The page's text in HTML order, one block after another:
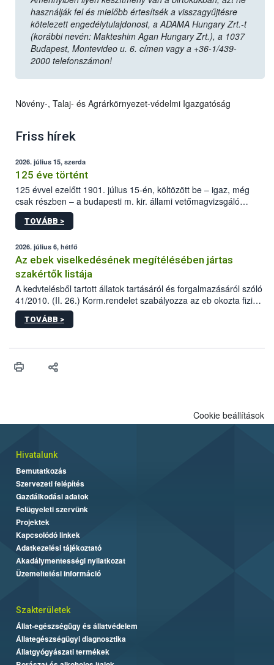
használják fel és mielőbb értesítsék a visszagyűjtésre
kötelezett engedélytulajdonost, a ADAMA Hungary Zrt.-t
(korábbi nevén: Makteshim Agan Hungary Zrt.), a 1037
Budapest, Montevideo u. 6. címen vagy a +36-1/439-
2000 telefonszámon!
Növény-, Talaj- és Agrárkörnyezet-védelmi Igazgatóság
Friss hírek
2026. július 15, szerda
125 éve történt
125 évvel ezelőtt 1901. július 15-én, költözött be – igaz, még
csak részben – a budapesti m. kir. állami vetőmagvizsgáló
állomás a Kis Rókus utca 15. szám alatti, Czigler Győző által
tervezett új épületébe.
TOVÁBB >
2026. július 6, hétfő
Az ebek viselkedésének megítélésében jártas
szakértők listája
A kedvtelésből tartott állatok tartásáról és forgalmazásáról szóló
41/2010. (II. 26.) Korm.rendelet szabályozza az eb okozta fizikai
sérülés, illetve ennek veszélye keletkezésekor felmerülő
hatósági feladatokat, valamint a veszélyes eb tartását és annak
vonni az ebek viselkedésének megítélésében jártas szakértőt.
TOVÁBB >
Cookie beállítások
Hivatalunk
Bemutatkozás
Szervezeti felépítés
Gazdálkodási adatok
Felügyeleti szervünk
Projektek
Kapcsolódó linkek
Adatkezelési tájékoztató
Akadálymentességi nyilatkozat
Üzemeltetési információ
Szakterületek
Állat-egészségügy és állatvédelem
Állategészségügyi diagnosztika
Állatgyógyászati termékek